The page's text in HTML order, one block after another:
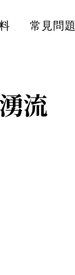
常見問題
流